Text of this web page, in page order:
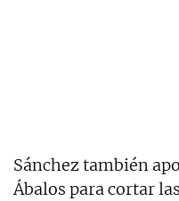
Sánchez también
Ábalos para cortar